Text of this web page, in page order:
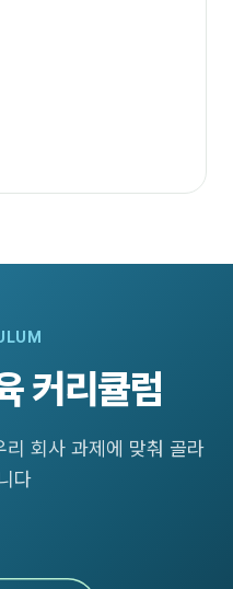
커리큘럼
회사 과제에 맞춰 골라
다